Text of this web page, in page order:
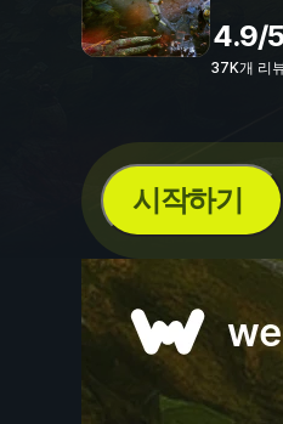
4.9/5
37K개 리
시작하기